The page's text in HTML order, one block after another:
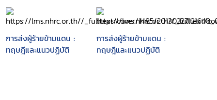
การส่งผู้ร้ายข้ามแดน :
ทฤษฎีและแนวปฏิบัติ
การส่งผู้ร้ายข้ามแดน :
ทฤษฎีและแนวปฏิบัติ